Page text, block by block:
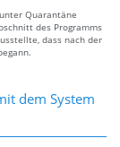
Quarantäne
des Programms
dass nach der
dem System